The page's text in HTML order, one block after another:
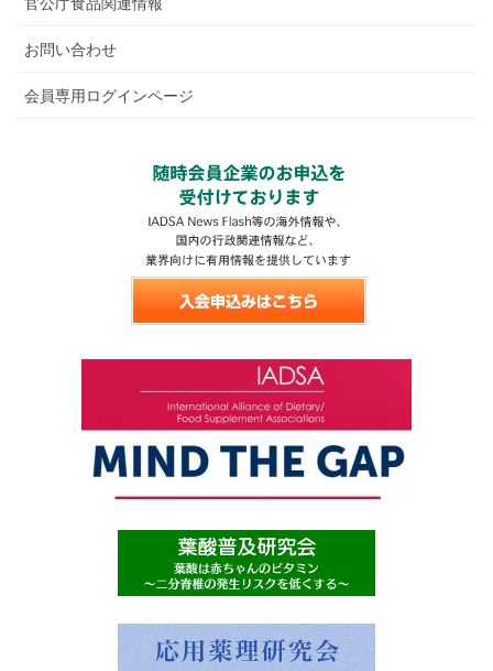
お問い合わせ
会員専用ログインページ